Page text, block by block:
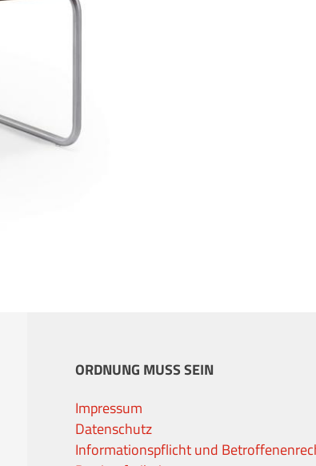
ORDNUNG MUSS SEIN
Impressum
Datenschutz
Informationspflicht und